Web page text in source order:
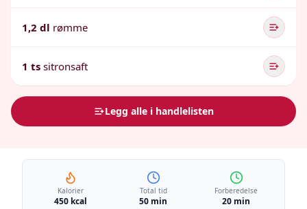
1,2 dl rømme
1 ts sitronsaft
Legg alle i handlelisten
Kalorier
450 kcal
Total tid
50 min
Forberedelse
20 min